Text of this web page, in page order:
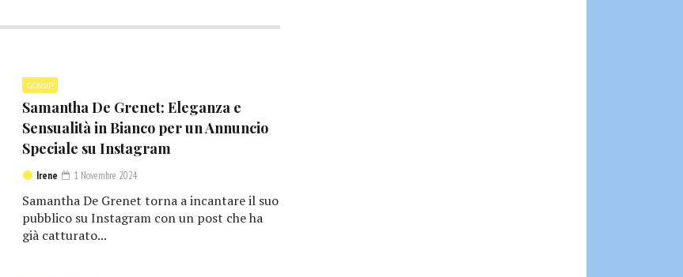
GOSSIP
Samantha De Grenet: Eleganza e
Sensualità in Bianco per un Annuncio
Speciale su Instagram
Irene 1 Novembre 2024
Samantha De Grenet torna a incantare il suo
pubblico su Instagram con un post che ha
già catturato...